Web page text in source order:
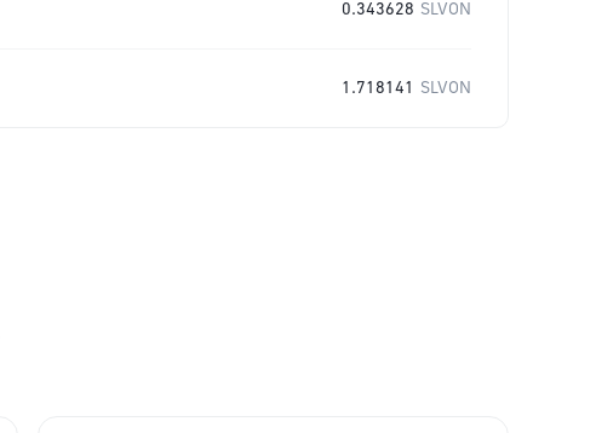
0.343628 SLVON
1.718141 SLVON